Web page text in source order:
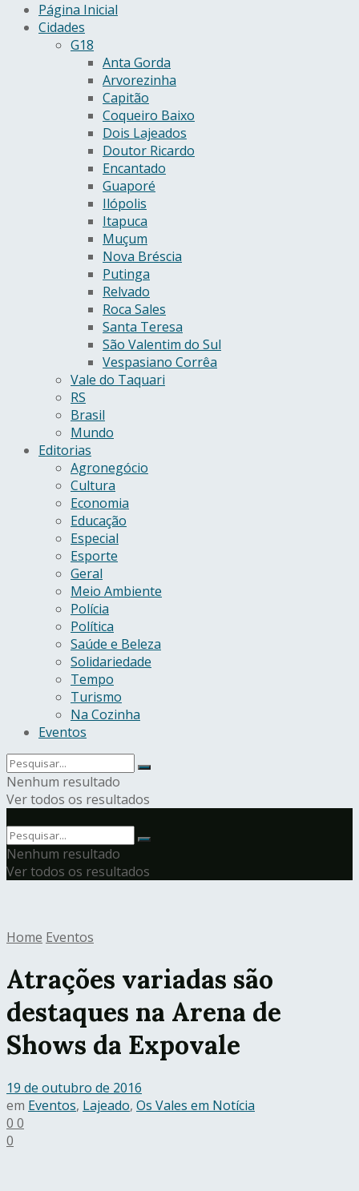
Página Inicial
Cidades
G18
Anta Gorda
Arvorezinha
Capitão
Coqueiro Baixo
Dois Lajeados
Doutor Ricardo
Encantado
Guaporé
Ilópolis
Itapuca
Muçum
Nova Bréscia
Putinga
Relvado
Roca Sales
Santa Teresa
São Valentim do Sul
Vespasiano Corrêa
Vale do Taquari
RS
Brasil
Mundo
Editorias
Agronegócio
Cultura
Economia
Educação
Especial
Esporte
Geral
Meio Ambiente
Polícia
Política
Saúde e Beleza
Solidariedade
Tempo
Turismo
Na Cozinha
Eventos
Nenhum resultado
Ver todos os resultados
Nenhum resultado
Ver todos os resultados
Home Eventos
Atrações variadas são
destaques na Arena de
Shows da Expovale
19 de outubro de 2016
em Eventos, Lajeado, Os Vales em Notícia
0 0
0